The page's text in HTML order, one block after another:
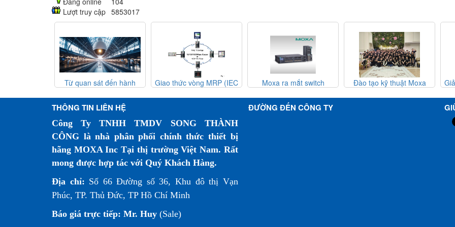
Lượt truy cập 5853017
Từ quan sát đến hành
trên trí tuệ nhân tạo đang
thay đổi hệ thống camera
giám sát đường sắt như thế
nào?
Giao thức vòng MRP (IEC
Moxa ra mắt switch
MRX-Q/G4064 và EDS-
4000/G4000
Đào tạo kỹ thuật Moxa
Giải
THÔNG TIN LIÊN HỆ
Công Ty TNHH TMDV SONG THÀNH
CÔNG là nhà phân phối chính thức thiết bị
hãng MOXA Inc Tại thị trường Việt Nam. Rất
mong được hợp tác với Quý Khách Hàng.
Địa chỉ: Số 66 Đường số 36, Khu đô thị Vạn
Phúc, TP. Thủ Đức, TP Hồ Chí Minh
Báo giá trực tiếp: Mr. Huy (Sale)
ĐƯỜNG ĐẾN CÔNG TY